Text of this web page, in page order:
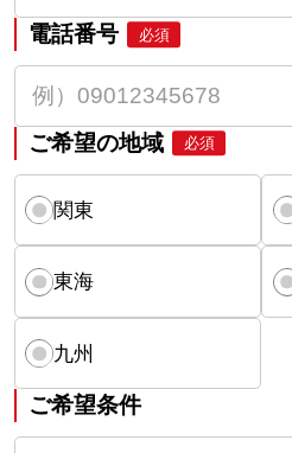
電話番号 必須
ご希望の地域 必須
関東
東海
九州
ご希望条件